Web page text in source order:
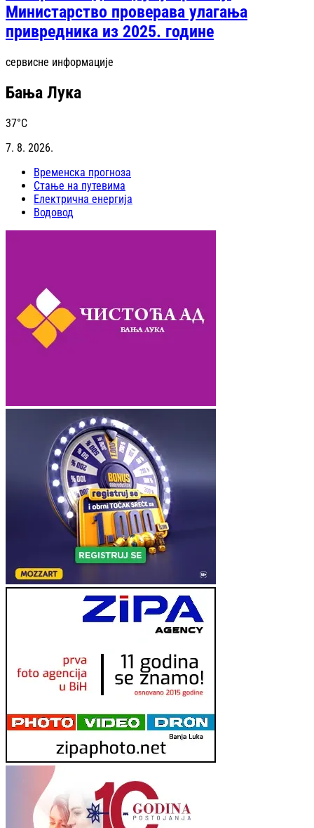
Министарство проверава улагања
привредника из 2025. године
сервисне информације
Бања Лука
37°C
7. 8. 2026.
Временска прогноза
Стање на путевима
Електрична енергија
Водовод